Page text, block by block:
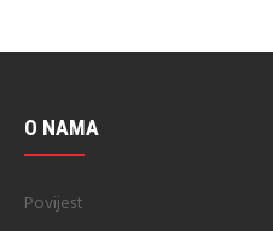
O NAMA
Povijest